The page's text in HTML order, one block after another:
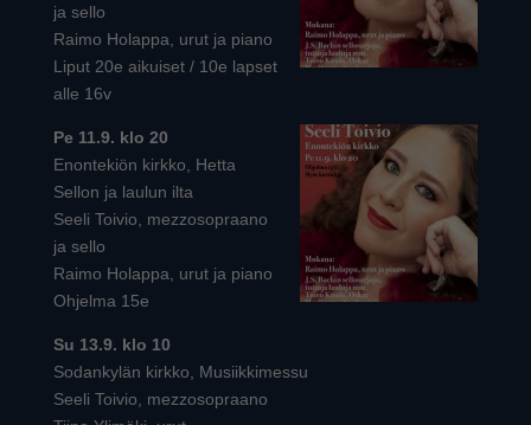
ja sello
Raimo Holappa, urut ja piano
Liput 20e aikuiset / 10e lapset
alle 16v
Pe 11.9. klo 20
Enontekiön kirkko, Hetta
Sellon ja laulun ilta
Seeli Toivio, mezzosopraano
ja sello
Raimo Holappa, urut ja piano
Ohjelma 15e
Su 13.9. klo 10
Sodankylän kirkko, Musiikkimessu
Seeli Toivio, mezzosopraano